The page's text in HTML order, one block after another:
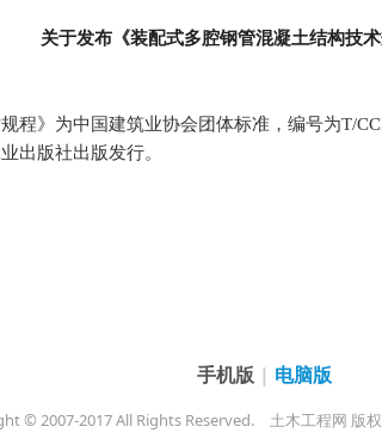
关于发布《装配式多腔钢管混凝土结构技
程》为中国建筑业协会团体标准，编号为T/
出版社出版发行。
手机版 | 电脑版
© 2007-2017 All Rights Reserved. 土木工程网 版